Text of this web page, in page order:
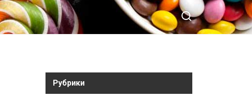
Рубрики